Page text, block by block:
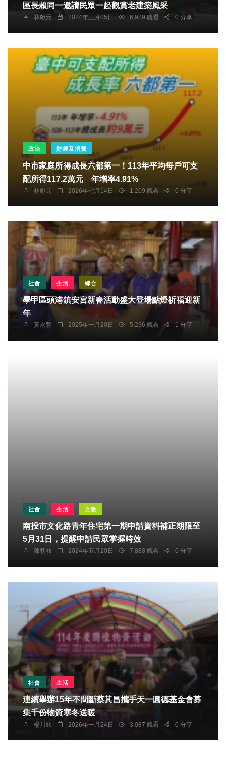
區長賴同一邀請民眾一起觀賞老建築風采
林獻元 2024年三月05日 6,929 觀看 0 分享
政治 財經及消費
中市家庭所得成長六都第一！113年平均每戶可支
配所得117.2萬元 年增率4.91%
林獻元 2026年七月14日 1,209 觀看 0 分享
社會 生活 綜合
學甲區頭港鎮安宮新春活動盛大登場點燈祈福迎新
年
黃永豐 2025年一月20日 5,296 觀看 1 分享
社會 生活 文教
南投市文化路青年住宅第一期申請資料補正期限至
5月31日，提醒申請民眾掌握時效
陳朝枝 2024年五月20日 7,888 觀看 0 分享
社會 生活
連續舉辦15年不間斷蔡其昌攜手天一圓德基金會募
集千份物資寒冬送暖
楊川欽 2026年一月24日 3,087 觀看 0 分享